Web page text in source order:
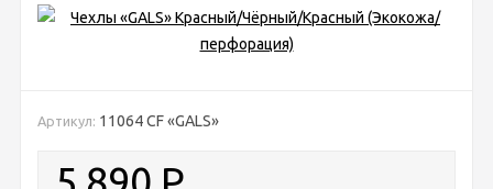
Артикул: 11064 CF «GALS»